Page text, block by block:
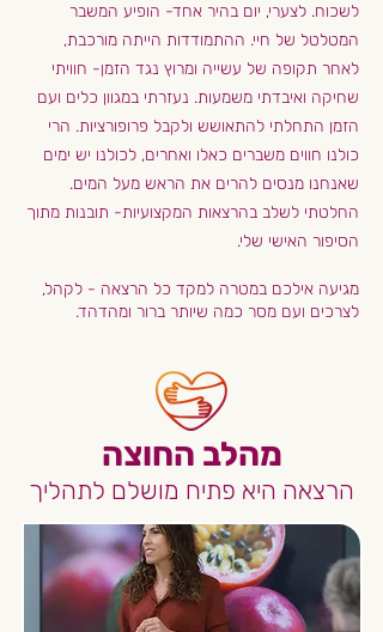
לשכוח. לצערי, יום בהיר אחד- הופיע המשבר
המטלטל של חיי. ההתמודדות הייתה מורכבת,
לאחר תקופה של עשייה ומרוץ נגד הזמן- חוויתי
שחיקה ואיבדתי משמעות. נעזרתי במגוון כלים ועם
הזמן התחלתי להתאושש ולקבל פרופורציות. הרי
כולנו חווים משברים כאלו ואחרים, לכולנו יש ימים
שאנחנו מנסים להרים את הראש מעל המים.
החלטתי לשלב בהרצאות המקצועיות- תובנות מתוך
הסיפור האישי שלי.
מגיעה אילכם במטרה למקד כל הרצאה - לקהל,
לצרכים ועם מסר כמה שיותר ברור ומהדהד.
מהלב החוצה
הרצאה היא פתיח מושלם לתהליך